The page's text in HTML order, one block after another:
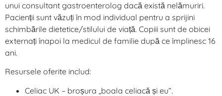
unui consultant gastroenterolog dacă există nelămuriri.
Pacienții sunt văzuți în mod individual pentru a sprijini
schimbările dietetice/stilului de viață. Copiii sunt de obicei
externați înapoi la medicul de familie după ce împlinesc 16
ani.
Resursele oferite includ:
Celiac UK – broșura „boala celiacă și eu”.